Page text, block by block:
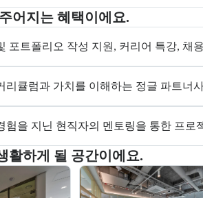
어지는 혜택이에요.
시 제공되는 혜택 목록을 안내한다.
포트폴리오 작성 지원, 커리어 특강, 채
리큘럼과 가치를 이해하는 정글 파트너
험을 지닌 현직자의 멘토링을 통한 프로
활하게 될 공간이에요.
환경 사진을 목록으로 보여준다.
목록